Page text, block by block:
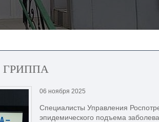
06 ноября 2025
Специалисты Управления
эпидемического подъема